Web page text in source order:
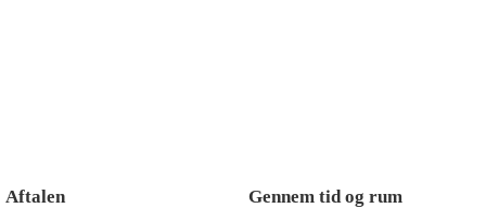
Aftalen Gennem tid og rum